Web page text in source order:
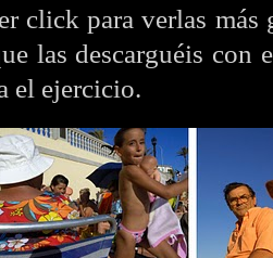
click para verlas más
las descarguéis
el ejercicio.